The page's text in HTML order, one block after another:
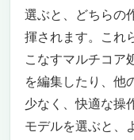
3年間保
【第6位】
動画編集
大容量
を実現
16インチ
選ぶと、どちらの
揮されます。これ
こなすマルチコア
を編集したり、他
少なく、快適な操
モデルを選ぶと、